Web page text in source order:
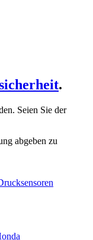
.
Seien Sie der
abgeben zu